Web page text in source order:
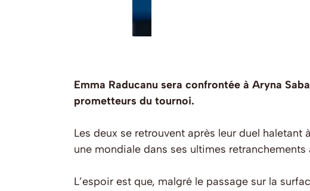
Emma Raducanu sera confrontée à Aryna
prometteurs du tournoi.
Les deux se retrouvent après leur duel
une mondiale dans ses ultimes retranchements
L’espoir est que, malgré le passage sur la